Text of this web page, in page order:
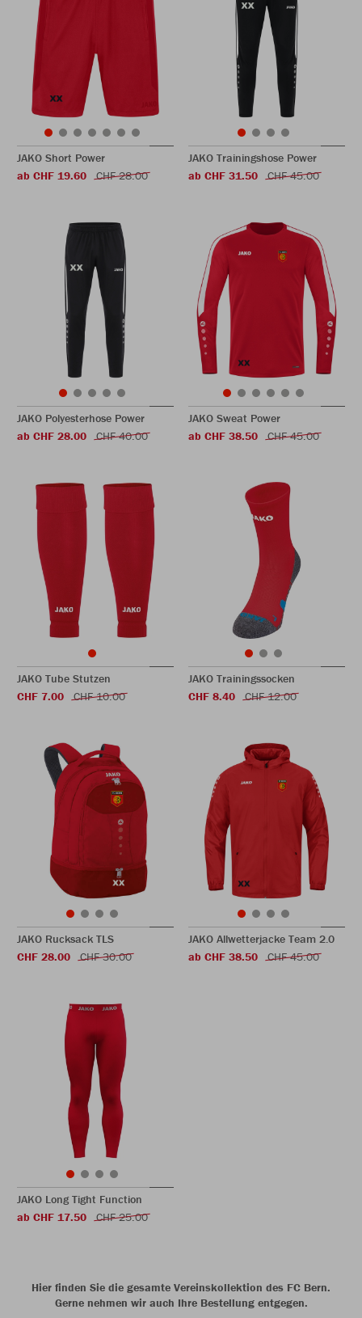
JAKO Short Power
ab CHF 19.60
CHF 28.00
JAKO Trainingshose Power
ab CHF 31.50
CHF 45.00
JAKO Polyesterhose Power
ab CHF 28.00
CHF 40.00
JAKO Sweat Power
ab CHF 38.50
CHF 45.00
JAKO Tube Stutzen
CHF 7.00
CHF 10.00
JAKO Trainingssocken
CHF 8.40
CHF 12.00
JAKO Rucksack TLS
CHF 28.00
CHF 30.00
JAKO Allwetterjacke Team 2.0
ab CHF 38.50
CHF 45.00
JAKO Long Tight Function
ab CHF 17.50
CHF 25.00
Hier finden Sie die gesamte Vereinskollektion des FC Bern.
Gerne nehmen wir auch Ihre Bestellung entgegen.